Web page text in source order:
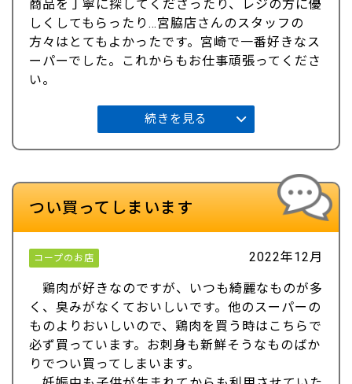
商品を丁寧に探してくださったり、レジの方に優
しくしてもらったり…宮脇店さんのスタッフの
方々はとてもよかったです。宮崎で一番好きなス
ーパーでした。これからもお仕事頑張ってくださ
い。
続きを見る
つい買ってしまいます
コープのお店 2022年12月
鶏肉が好きなのですが、いつも綺麗なものが多
く、臭みがなくておいしいです。他のスーパーの
ものよりおいしいので、鶏肉を買う時はこちらで
必ず買っています。お刺身も新鮮そうなものばか
りでつい買ってしまいます。